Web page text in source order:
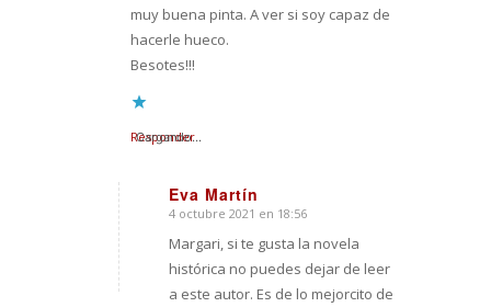
muy buena pinta. A ver si soy capaz de
hacerle hueco.
Besotes!!!
Cargando...
Responder
Eva Martín
Dice:
4 octubre 2021 en 18:56
Margari, si te gusta la novela
histórica no puedes dejar de leer
a este autor. Es de lo mejorcito de